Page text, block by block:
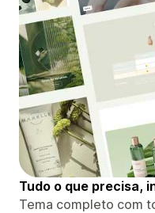
Tudo o que precisa,
Tema completo com